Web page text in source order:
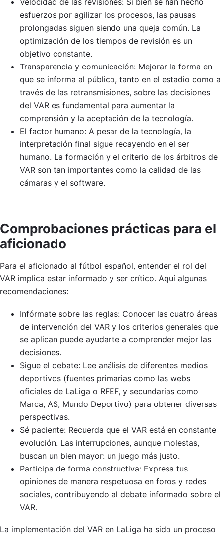
Velocidad de las revisiones: Si bien se han hecho
esfuerzos por agilizar los procesos, las pausas
prolongadas siguen siendo una queja común. La
optimización de los tiempos de revisión es un
objetivo constante.
Transparencia y comunicación: Mejorar la forma en
que se informa al público, tanto en el estadio como a
través de las retransmisiones, sobre las decisiones
del VAR es fundamental para aumentar la
comprensión y la aceptación de la tecnología.
El factor humano: A pesar de la tecnología, la
interpretación final sigue recayendo en el ser
humano. La formación y el criterio de los árbitros de
VAR son tan importantes como la calidad de las
cámaras y el software.
Comprobaciones prácticas para el
aficionado
Para el aficionado al fútbol español, entender el rol del
VAR implica estar informado y ser crítico. Aquí algunas
recomendaciones:
Infórmate sobre las reglas: Conocer las cuatro áreas
de intervención del VAR y los criterios generales que
se aplican puede ayudarte a comprender mejor las
decisiones.
Sigue el debate: Lee análisis de diferentes medios
deportivos (fuentes primarias como las webs
oficiales de LaLiga o RFEF, y secundarias como
Marca, AS, Mundo Deportivo) para obtener diversas
perspectivas.
Sé paciente: Recuerda que el VAR está en constante
evolución. Las interrupciones, aunque molestas,
buscan un bien mayor: un juego más justo.
Participa de forma constructiva: Expresa tus
opiniones de manera respetuosa en foros y redes
sociales, contribuyendo al debate informado sobre el
VAR.
La implementación del VAR en LaLiga ha sido un proceso